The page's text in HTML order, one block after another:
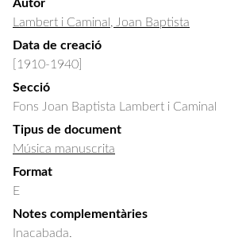
Autor
Lambert i Caminal, Joan Baptista
Data de creació
[1910-1940]
Secció
Fons Joan Baptista Lambert i Caminal
Tipus de document
Música manuscrita
Format
E
Notes complementàries
Inacabada.